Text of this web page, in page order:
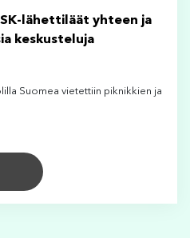
lähettiläät yhteen ja
keskusteluja
Suomea vietettiin piknikkien ja